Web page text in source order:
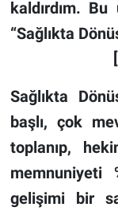
kaldırdım. Bu
“Sağlıkta
Sağlıkta
başlı, çok
toplanıp,
memnuniyeti
gelişimi bir